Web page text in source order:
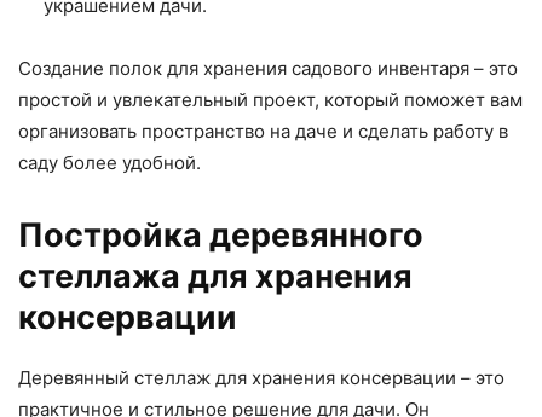
украшением дачи.
Создание полок для хранения садового инвентаря – это
простой и увлекательный проект, который поможет вам
организовать пространство на даче и сделать работу в
саду более удобной.
Постройка деревянного
стеллажа для хранения
консервации
Деревянный стеллаж для хранения консервации – это
практичное и стильное решение для дачи. Он